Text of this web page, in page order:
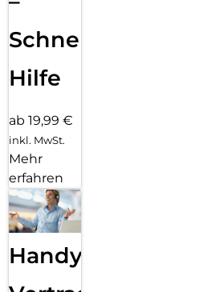
Schnelle
Hilfe
ab 19,99 €
inkl. MwSt.
Mehr
erfahren
Handy